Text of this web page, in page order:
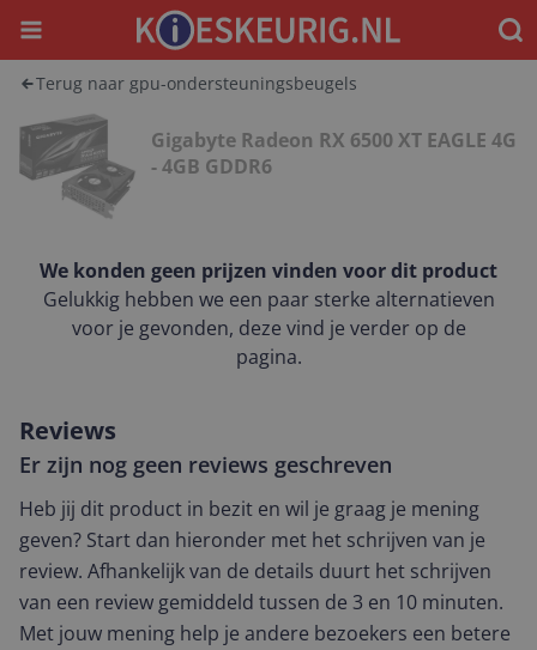
Menu
Terug naar gpu-ondersteuningsbeugels
Gigabyte Radeon RX 6500 XT EAGLE 4G
- 4GB GDDR6
We konden geen prijzen vinden voor dit product
Gelukkig hebben we een paar sterke alternatieven
voor je gevonden, deze vind je verder op de
pagina.
Reviews
Er zijn nog geen reviews geschreven
Heb jij dit product in bezit en wil je graag je mening
geven? Start dan hieronder met het schrijven van je
review. Afhankelijk van de details duurt het schrijven
van een review gemiddeld tussen de 3 en 10 minuten.
Met jouw mening help je andere bezoekers een betere